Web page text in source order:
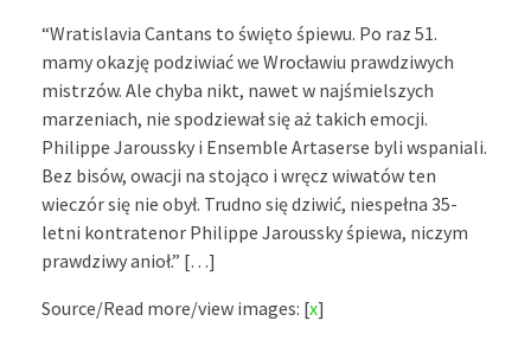
“Wratislavia Cantans to święto śpiewu. Po raz 51.
mamy okazję podziwiać we Wrocławiu prawdziwych
mistrzów. Ale chyba nikt, nawet w najśmielszych
marzeniach, nie spodziewał się aż takich emocji.
Philippe Jaroussky i Ensemble Artaserse byli wspaniali.
Bez bisów, owacji na stojąco i wręcz wiwatów ten
wieczór się nie obył. Trudno się dziwić, niespełna 35-
letni kontratenor Philippe Jaroussky śpiewa, niczym
prawdziwy anioł.” […]
Source/Read more/view images: [x]